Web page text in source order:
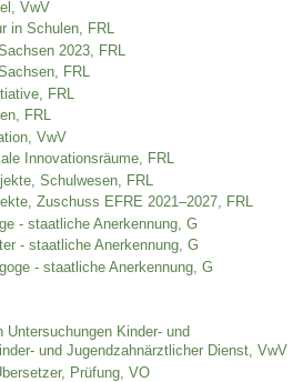
VwV
in Schulen, FRL
2023, FRL
FRL
FRL
FRL
VwV
Innovationsräume, FRL
Schulwesen, FRL
Zuschuss EFRE 2021–2027, FRL
- staatliche Anerkennung, G
- staatliche Anerkennung, G
- staatliche Anerkennung, G
Untersuchungen Kinder- und
und Jugendzahnärztlicher Dienst, VwV
Prüfung, VO